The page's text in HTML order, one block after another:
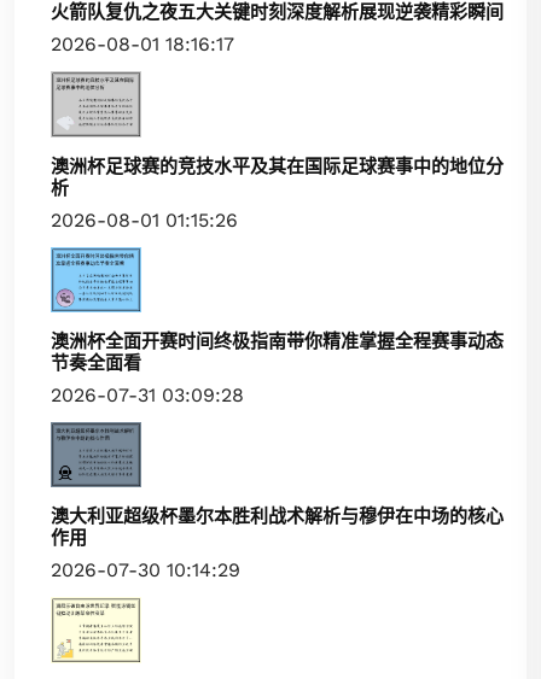
火箭队复仇之夜五大关键时刻深度解析展现逆袭精彩瞬间
2026-08-01 18:16:17
澳洲杯足球赛的竞技水平及其在国际足球赛事中的地位分
析
2026-08-01 01:15:26
澳洲杯全面开赛时间终极指南带你精准掌握全程赛事动态
节奏全面看
2026-07-31 03:09:28
澳大利亚超级杯墨尔本胜利战术解析与穆伊在中场的核心
作用
2026-07-30 10:14:29